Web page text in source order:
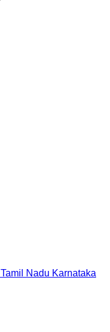
Tamil Nadu Karnataka